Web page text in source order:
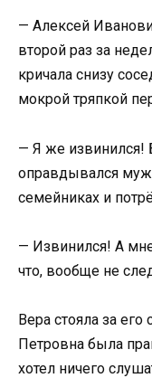
— Алексей
второй раз за
кричала снизу
мокрой тряпкой
— Я же извинился!
оправдывался
семейниках и
— Извинился! А
что, вообще не
Вера стояла за
Петровна была
хотел ничего